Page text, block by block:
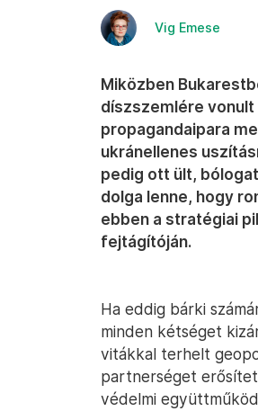
Vig Emese
Miközben
díszszemlére vonult
propagandaipara
ukránellenes
pedig ott ült,
dolga lenne, hogy
ebben a stratégiai
fejtágítóján.
Ha eddig bárki
minden kétséget
vitákkal terhelt
partnerséget
védelmi